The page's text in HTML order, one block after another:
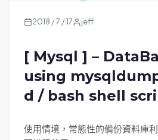
2018 / 7 / 17 jeff
[ Mysql ] –
using
d / bash shell
使用情境，常態性的備份資料庫